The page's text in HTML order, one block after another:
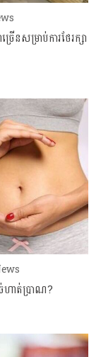
នសម្រាប់ការថែរក្សា
ហាត់ប្រាណ?